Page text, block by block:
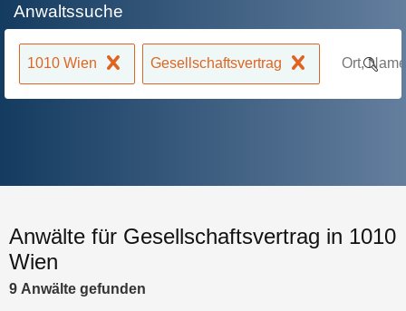
Anwaltssuche
1010 Wien Gesellschaftsvertrag
Anwälte für Gesellschaftsvertrag in 1010
Wien
9 Anwälte gefunden